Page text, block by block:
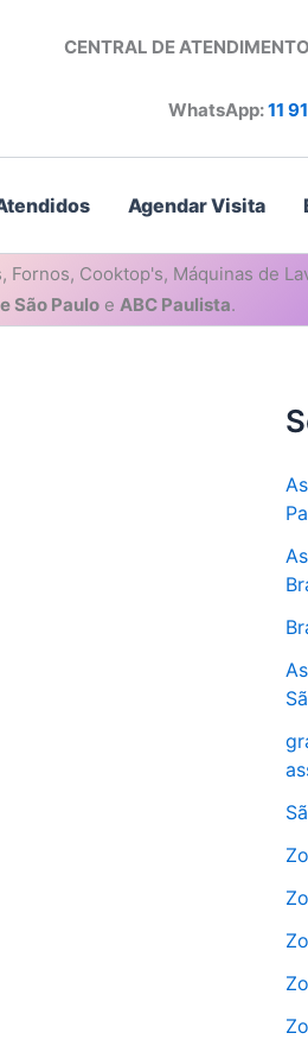
CENTRAL DE
WhatsApp:11
Agendar Visita
Fornos, Cooktop's, Máquinas de
São Pauloe ABC Paulista.